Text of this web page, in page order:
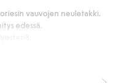
vauvojen neuletakki.
edessä.